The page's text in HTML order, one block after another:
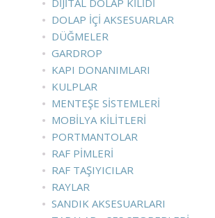
DOLAP İÇI AKSESUARLAR
DÜĞMELER
GARDROP
KAPI DONANIMLARI
KULPLAR
MENTEŞE SISTEMLERI
MOBILYA KILITLERI
PORTMANTOLAR
RAF PIMLERI
RAF TAŞIYICILAR
RAYLAR
SANDIK AKSESUARLARI